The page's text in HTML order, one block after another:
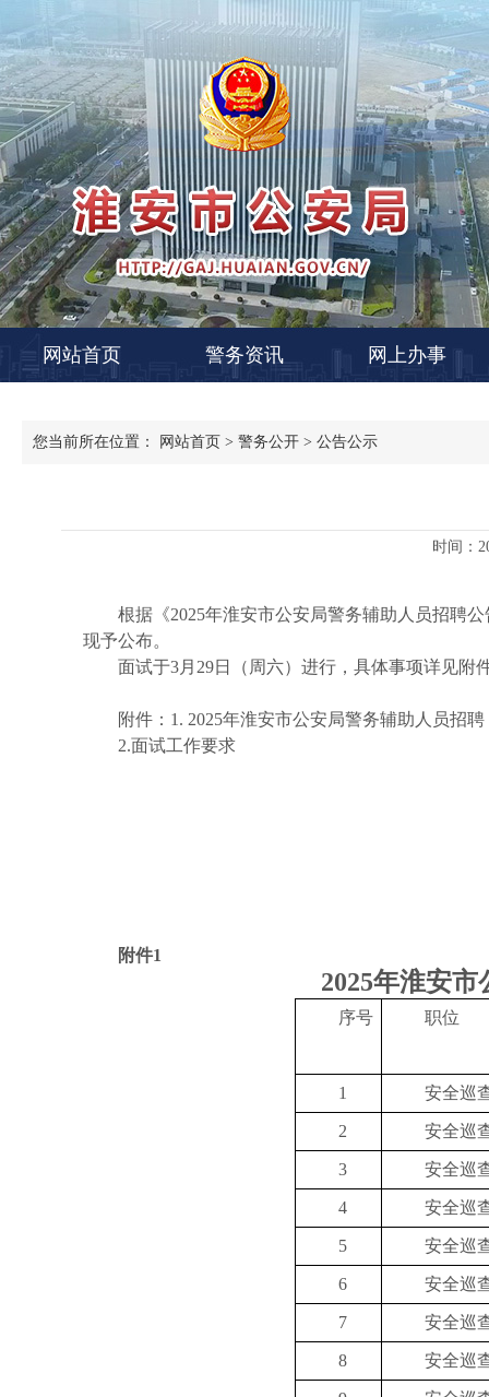
网站首页 警务资讯 网上办事
您当前所在位置： 网站首页 > 警务公开 > 公告公示
时间
根据《2025年淮安市公安局警务辅助人员招聘
现予公布。
面试于3月29日（周六）进行，具体事项详见附
附件：1. 2025年淮安市公安局警务辅助人员招
2.面试工作要求
附件1
2025年淮安
序号 职位
1 安全巡
2 安全巡
3 安全巡
4 安全巡
5 安全巡
6 安全巡
7 安全巡
8 安全巡